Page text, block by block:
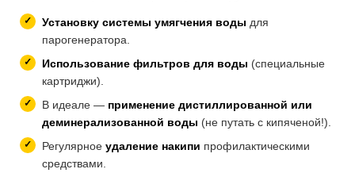
Установку системы умягчения воды для
парогенератора.
Использование фильтров для воды (специальные
картриджи).
В идеале — применение дистиллированной или
деминерализованной воды (не путать с кипяченой!).
Регулярное удаление накипи профилактическими
средствами.